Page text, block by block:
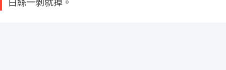
白絲一剝就掉。